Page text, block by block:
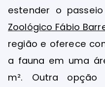
estender o
Zoológico Fábio
região e oferece
a fauna em uma
m². Outra